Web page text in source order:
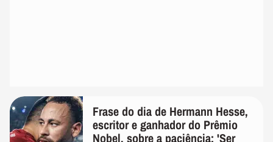
Frase do dia de Hermann Hesse,
escritor e ganhador do Prêmio
Nobel, sobre a paciência: 'Ser